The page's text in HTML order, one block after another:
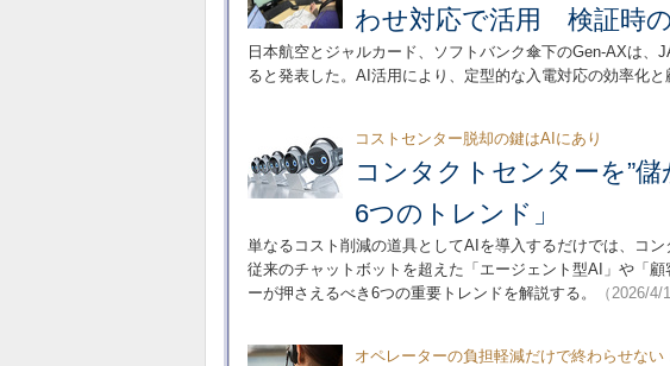
わせ対応で活用 検証時
日本航空とジャルカード、ソフトバンク傘下のGen-AXは
ると発表した。AI活用により、定型的な入電対応の効率化と
コストセンター脱却の鍵はAIにあり
コンタクトセンターを”
6つのトレンド」
単なるコスト削減の道具としてAIを導入するだけでは、コン
従来のチャットボットを超えた「エージェント型AI」や「
ーが押さえるべき6つの重要トレンドを解説する。
（2026/4/
オペレーターの負担軽減だけで終わらせない